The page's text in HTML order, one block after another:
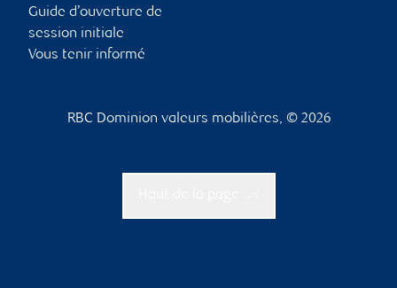
Guide d’ouverture de
session initiale
Vous tenir informé
RBC Dominion valeurs mobilières, © 2026